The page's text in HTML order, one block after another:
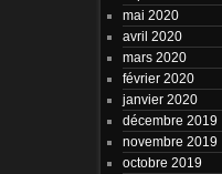
mai 2020
avril 2020
mars 2020
février 2020
janvier 2020
décembre 2019
novembre 2019
octobre 2019